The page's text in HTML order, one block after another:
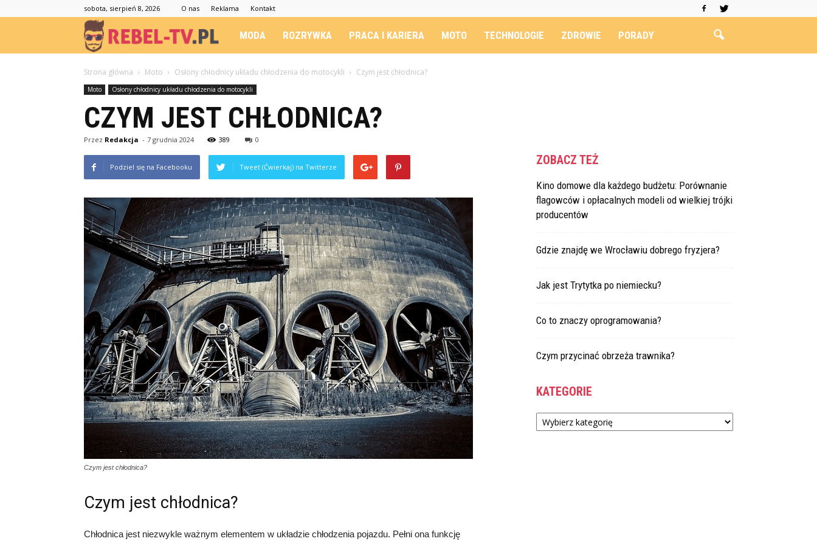
sobota, sierpień 8, 2026 O nas Reklama Kontakt
Rebel-
TV.pl
MODA ROZRYWKA PRACA I KARIERA MOTO TECHNOLOGIE ZDROWIE PORADY
Strona główna Moto Osłony chłodnicy układu chłodzenia do motocykli Czym jest chłodnica?
Moto Osłony chłodnicy układu chłodzenia do motocykli
CZYM JEST CHŁODNICA?
Przez Redakcja - 7 grudnia 2024 389 0
Podziel się na Facebooku Tweet (Ćwierkaj) na Twitterze
Czym jest chłodnica?
Czym jest chłodnica?
Chłodnica jest niezwykle ważnym elementem w układzie chłodzenia pojazdu. Pełni ona funkcję
ZOBACZ TEŻ
Kino domowe dla każdego budżetu: Porównanie
flagowców i opłacalnych modeli od wielkiej trójki
producentów
Gdzie znajdę we Wrocławiu dobrego fryzjera?
Jak jest Trytytka po niemiecku?
Co to znaczy oprogramowania?
Czym przycinać obrzeża trawnika?
KATEGORIE
Kategorie